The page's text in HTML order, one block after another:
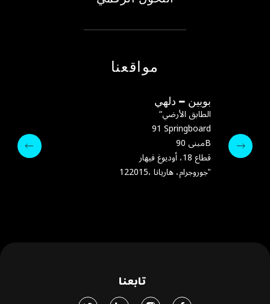
مواقعنا
:البريد الإلكتروني
رقم الهاتف:+355 69 864 9342
بوبين – دلهي
“الطابق الأرضي
91 Springboard
مبنى 90B
قطاع 18، أوديوغ فيهار
122015، جوروجرام، هاريانا”
تابعنا